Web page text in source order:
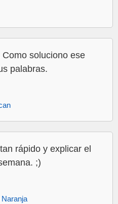
soluciono ese
palabras.
rápido y explicar el
;)